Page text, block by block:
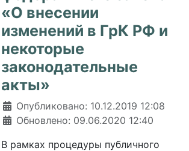
«О внесении
изменений в ГрК РФ и
некоторые
законодательные
акты»
Информация о материале
Опубликовано: 10.12.2019 12:08
Обновлено: 09.06.2020 12:40
В рамках процедуры публичного